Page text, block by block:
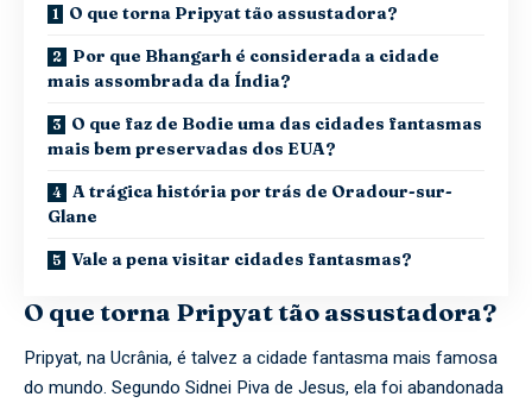
O que torna Pripyat tão assustadora?
Por que Bhangarh é considerada a cidade
mais assombrada da Índia?
O que faz de Bodie uma das cidades fantasmas
mais bem preservadas dos EUA?
A trágica história por trás de Oradour-sur-
Glane
Vale a pena visitar cidades fantasmas?
O que torna Pripyat tão assustadora?
Pripyat, na Ucrânia, é talvez a cidade fantasma mais famosa
do mundo. Segundo Sidnei Piva de Jesus, ela foi abandonada